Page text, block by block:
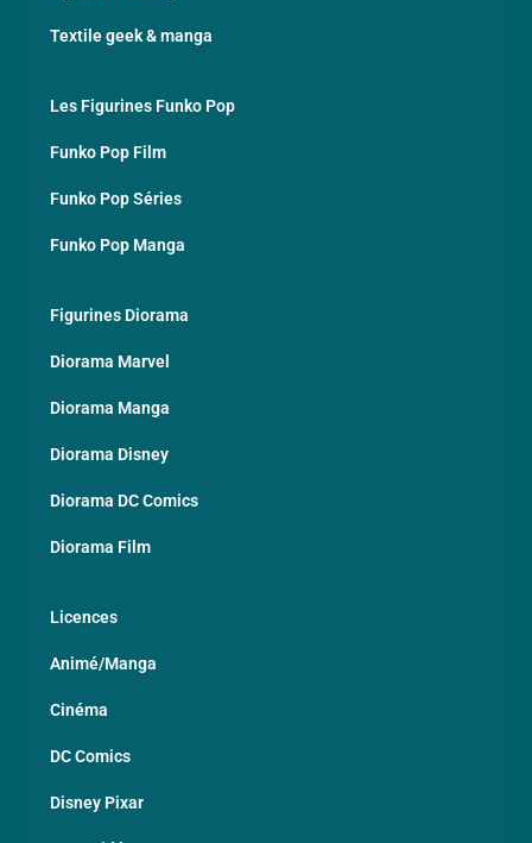
Textile geek & manga
Les Figurines Funko Pop
Funko Pop Film
Funko Pop Séries
Funko Pop Manga
Figurines Diorama
Diorama Marvel
Diorama Manga
Diorama Disney
Diorama DC Comics
Diorama Film
Licences
Animé/Manga
Cinéma
DC Comics
Disney Pixar